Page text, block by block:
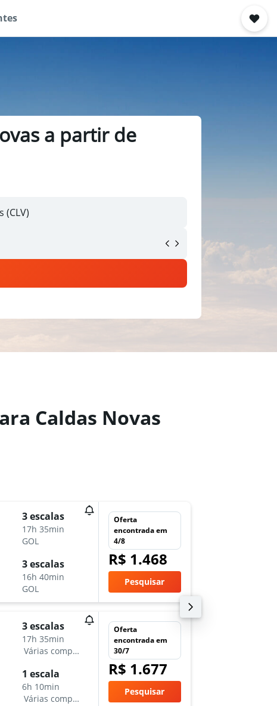
a partir de
Caldas Novas
3 escalas
17h 35min
GOL
3 escalas
16h 40min
GOL
Oferta
encontrada em
4/8
R$ 1.468
Pesquisar
3 escalas
17h 35min
Várias companhias aéreas
1 escala
6h 10min
Várias companhias aéreas
Oferta
encontrada em
30/7
R$ 1.677
Pesquisar